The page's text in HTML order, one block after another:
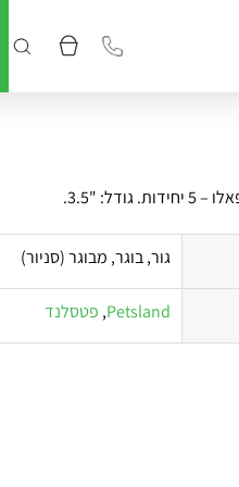
"3.5.
גור, בוגר, מבוגר (סניור)
Petsland
, פטסלנד